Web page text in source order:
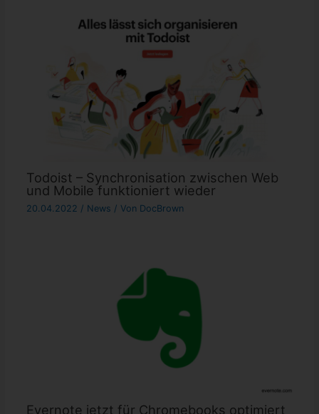
Todoist – Synchronisation zwischen Web
und Mobile funktioniert wieder
20.04.2022 / News / Von DocBrown
Evernote jetzt für Chromebooks optimiert